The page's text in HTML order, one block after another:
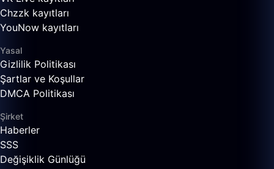
Chzzk kayıtları
YouNow kayıtları
Yasal
Gizlilik Politikası
Şartlar ve Koşullar
DMCA Politikası
Şirket
Haberler
SSS
Değişiklik Günlüğü